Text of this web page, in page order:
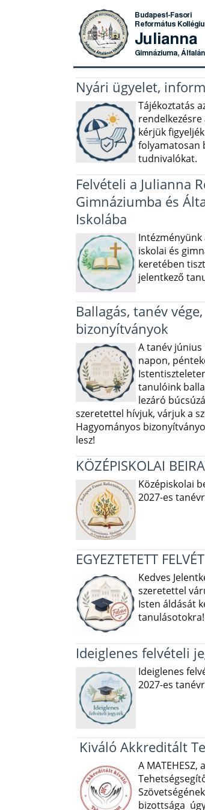
Nyári ügyelet,
Tájékoztatás
kérjük
folyamatosan
tudnivalókat.
Felvételi a Julianna
Gimnáziumba és
Iskolába
Intézményünk
iskolai és
keretében
jelentkező
Ballagás, tanév vége,
bizonyítványok
A tanév június
napon,
tanulóink
lezáró
szeretettel hívjuk, várjuk a
Hagyományos
lesz!
KÖZÉPISKOLAI
Középiskolai
2027-es
EGYEZTETETT
Kedves
szeretettel
Isten áldását
tanulásotokra!
Ideiglenes felvételi
Ideiglenes
2027-es
Kiváló Akkreditált
A MATEHESZ,
bizottsága